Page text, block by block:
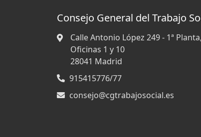
Consejo General del Trabajo
Calle Antonio López 249 - 1ª Planta,
Oficinas 1 y 10
28041 Madrid
915415776/77
consejo@cgtrabajosocial.es